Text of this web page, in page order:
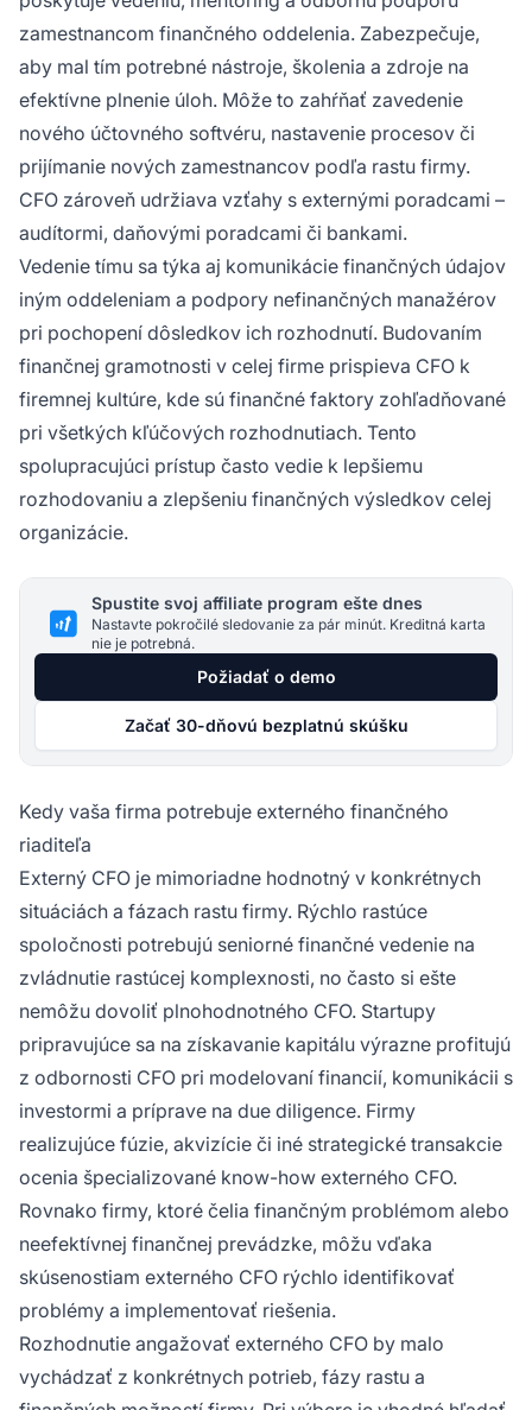
zamestnancom finančného oddelenia. Zabezpečuje,
aby mal tím potrebné nástroje, školenia a zdroje na
efektívne plnenie úloh. Môže to zahŕňať zavedenie
nového účtovného softvéru, nastavenie procesov či
prijímanie nových zamestnancov podľa rastu firmy.
CFO zároveň udržiava vzťahy s externými poradcami –
audítormi, daňovými poradcami či bankami.
Vedenie tímu sa týka aj komunikácie finančných údajov
iným oddeleniam a podpory nefinančných manažérov
pri pochopení dôsledkov ich rozhodnutí. Budovaním
finančnej gramotnosti v celej firme prispieva CFO k
firemnej kultúre, kde sú finančné faktory zohľadňované
pri všetkých kľúčových rozhodnutiach. Tento
spolupracujúci prístup často vedie k lepšiemu
rozhodovaniu a zlepšeniu finančných výsledkov celej
organizácie.
Spustite svoj affiliate program ešte dnes
Nastavte pokročilé sledovanie za pár minút. Kreditná karta
nie je potrebná.
Požiadať o demo
Začať 30-dňovú bezplatnú skúšku
Kedy vaša firma potrebuje externého finančného
riaditeľa
Externý CFO je mimoriadne hodnotný v konkrétnych
situáciách a fázach rastu firmy. Rýchlo rastúce
spoločnosti potrebujú seniorné finančné vedenie na
zvládnutie rastúcej komplexnosti, no často si ešte
nemôžu dovoliť plnohodnotného CFO. Startupy
pripravujúce sa na získavanie kapitálu výrazne profitujú
z odbornosti CFO pri modelovaní financií, komunikácii s
investormi a príprave na due diligence. Firmy
realizujúce fúzie, akvizície či iné strategické transakcie
ocenia špecializované know-how externého CFO.
Rovnako firmy, ktoré čelia finančným problémom alebo
neefektívnej finančnej prevádzke, môžu vďaka
skúsenostiam externého CFO rýchlo identifikovať
problémy a implementovať riešenia.
Rozhodnutie angažovať externého CFO by malo
vychádzať z konkrétnych potrieb, fázy rastu a